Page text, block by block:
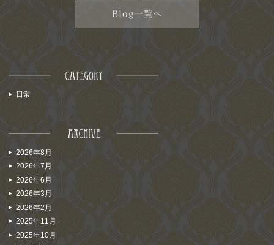
日常
2026年8月
2026年7月
2026年6月
2026年3月
2026年2月
2025年11月
2025年10月